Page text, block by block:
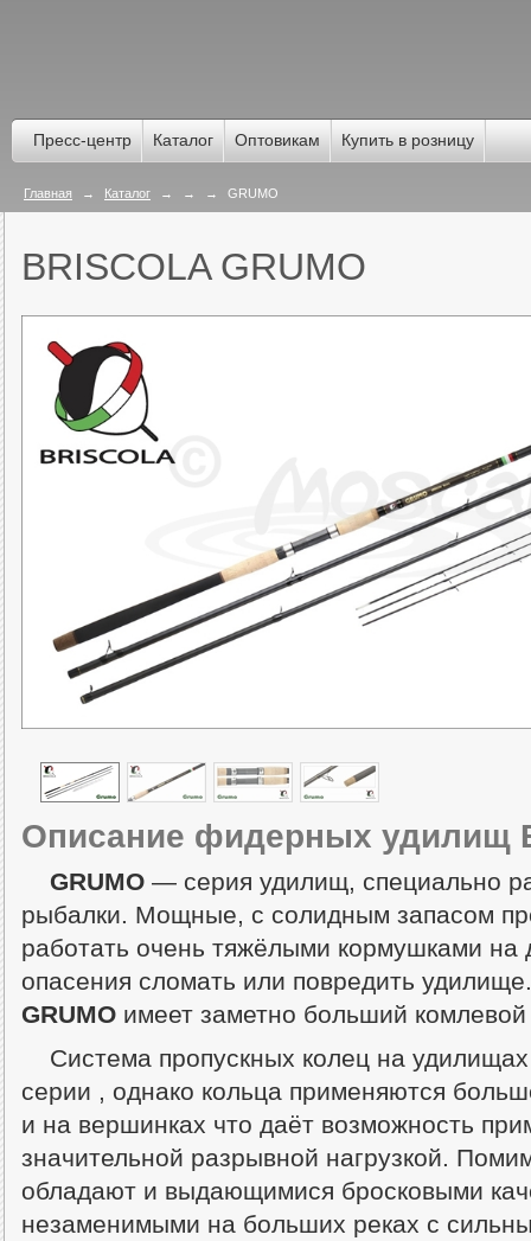
Пресс-центр Каталог Оптовикам Купить в розницу
Главная → Каталог → → → GRUMO
BRISCOLA GRUMO
Описание фидерных удилищ
GRUMO— серия удилищ, специально
рыбалки. Мощные, с солидным запасом
работать очень тяжёлыми кормушками на
опасения сломать или повредить
GRUMOимеет заметно больший
Система пропускных колец на
серии , однако кольца применяются
и на вершинках что даёт возможность
значительной разрывной нагрузкой.
обладают и выдающимися бросковыми
незаменимыми на больших реках с